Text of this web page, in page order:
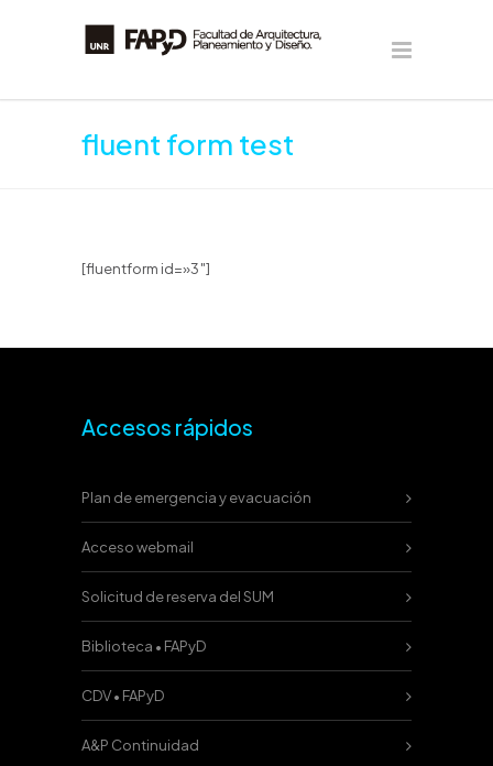
fluent form test
[fluentform id=»3″]
Accesos rápidos
Plan de emergencia y evacuación
Acceso webmail
Solicitud de reserva del SUM
Biblioteca • FAPyD
CDV • FAPyD
A&P Continuidad